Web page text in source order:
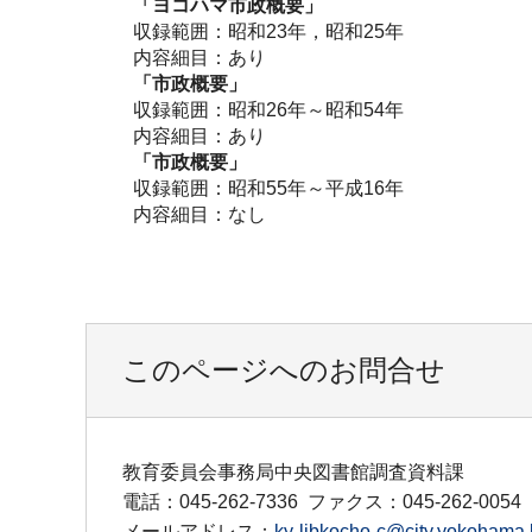
「ヨコハマ市政概要」
収録範囲：昭和23年，昭和25年
内容細目：あり
「市政概要」
収録範囲：昭和26年～昭和54年
内容細目：あり
「市政概要」
収録範囲：昭和55年～平成16年
内容細目：なし
このページへのお問合せ
教育委員会事務局中央図書館調査資料課
電話：045-262-7336 ファクス：045-262-0054